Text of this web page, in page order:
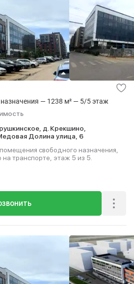
— 1238 м² — 5/5 этаж
д. Крекшино,
Долина улица, 6
свободного назначения,
транспорте, этаж 5 из 5.